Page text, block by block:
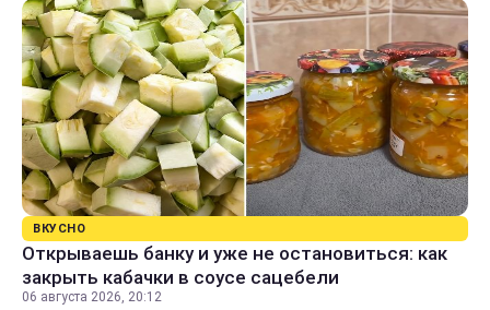
ВКУСНО
Открываешь банку и уже не остановиться: как
закрыть кабачки в соусе сацебели
06 августа 2026, 20:12